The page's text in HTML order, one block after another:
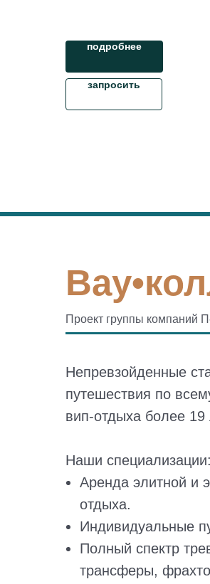
подробнее
запросить
Проект группы компаний
Непревзойденные
путешествия по
вип-отдыха более 19
Наши специализации:
Аренда элитной и
отдыха.
Индивидуальные
Полный спектр
трансферы,